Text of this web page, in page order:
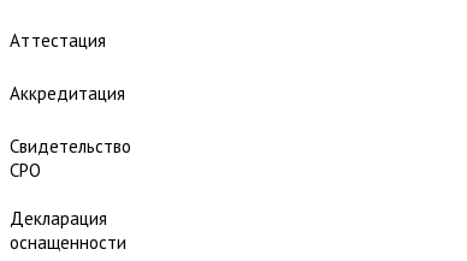
Аттестация
Аккредитация
Свидетельство
СРО
Декларация
оснащенности